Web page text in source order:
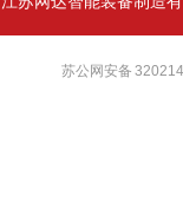
苏公网安备